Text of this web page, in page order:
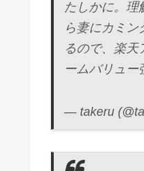
たしかに。
ら妻にカミ
るので、楽
ームバリュー
— takeru